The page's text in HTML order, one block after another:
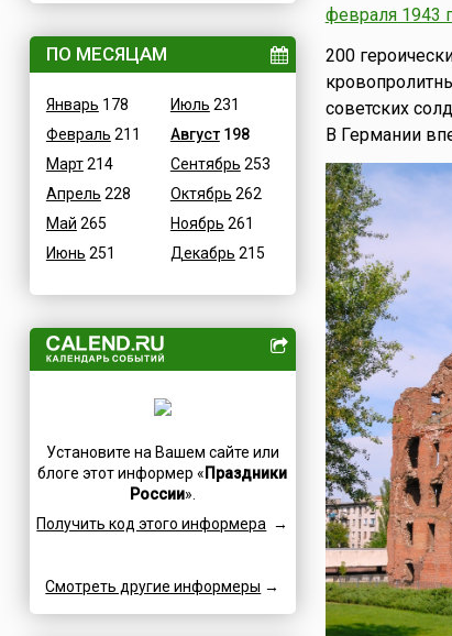
Египет
Израиль
Индия
Иордания
Ирак
Иран
Ирландия
Исландия
Италия
Канада
Кипр
Коми
Коста-Рика
Водные
Детские
В честь икон
Дни памяти святых
Конституционные
Культурные
Масс-медийные
Независимые
Посты
Сетевые
Спортивные
Турниры
ПО МЕСЯЦАМ
Январь 178
Февраль 211
Март214
Апрель 228
Май 265
Июнь 251
Июль 231
Август198
Сентябрь 253
Октябрь 262
Ноябрь 261
Декабрь 215
Установите на Вашем сайте или
блоге этот информер « Праздники
России».
Получить код этого информера →
Смотреть другие информеры →
февраля 1943
200
советских
В Германии